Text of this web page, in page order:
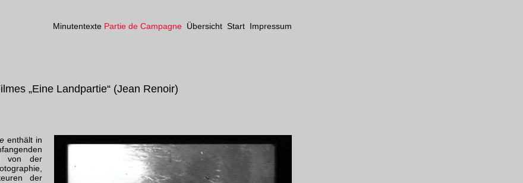
Minutentexte Partie de Campagne Übersicht Start Impressum
„Eine Landpartie“ (Jean Renoir)
enthält in
von der
der